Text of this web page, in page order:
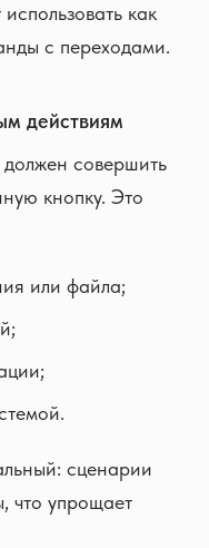
как
с переходами.
действиям
совершить
кнопку. Это
или файла;
сценарии
что упрощает